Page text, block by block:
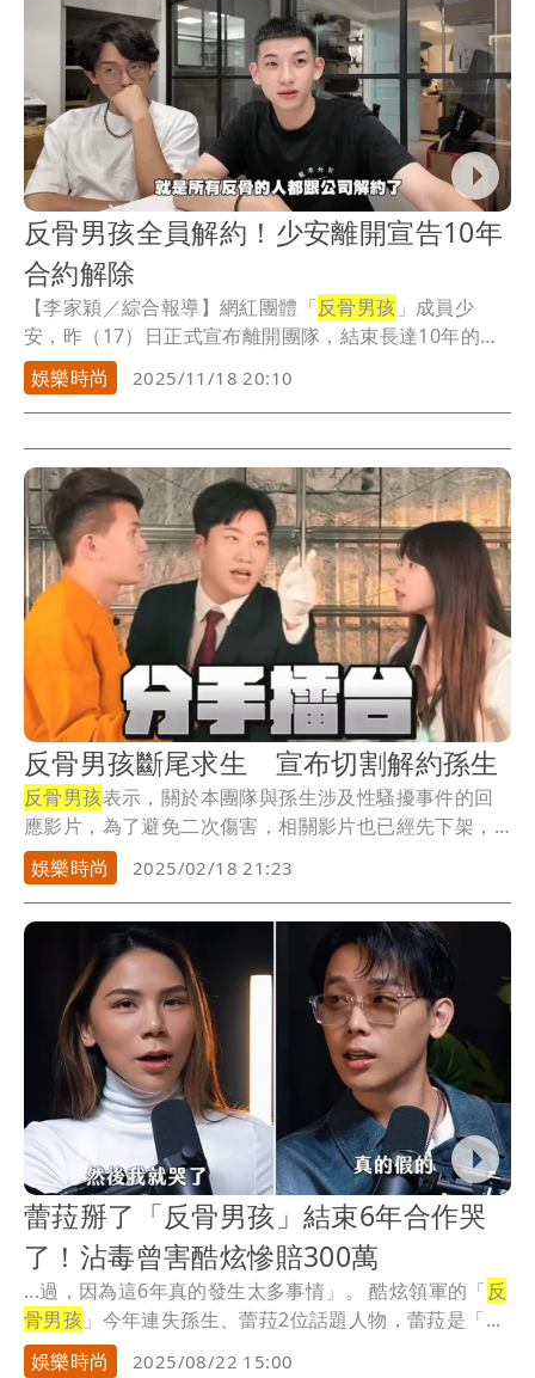
反骨男孩全員解約！少安離開宣告10年
合約解除
【李家穎／綜合報導】網紅團體「反骨男孩 」成員少
安，昨（17）日正式宣布離開團隊，結束長達10年的反
骨...
娛樂時尚 2025/11/18 20:10
反骨男孩斷尾求生 宣布切割解約孫生
反骨男孩表示，關於本團隊與孫生涉及性騷擾事件的回
應影片，為了避免二次傷害，相關影片也已經先下架，
我們...
娛樂時尚 2025/02/18 21:23
蕾菈掰了「反骨男孩」結束6年合作哭
了！沾毒曾害酷炫慘賠300萬
...過，因為這6年真的發生太多事情」。 酷炫領軍的「反
骨男孩 」今年連失孫生、蕾菈2位話題人物，蕾菈是「...
娛樂時尚
2025/08/22 15:00